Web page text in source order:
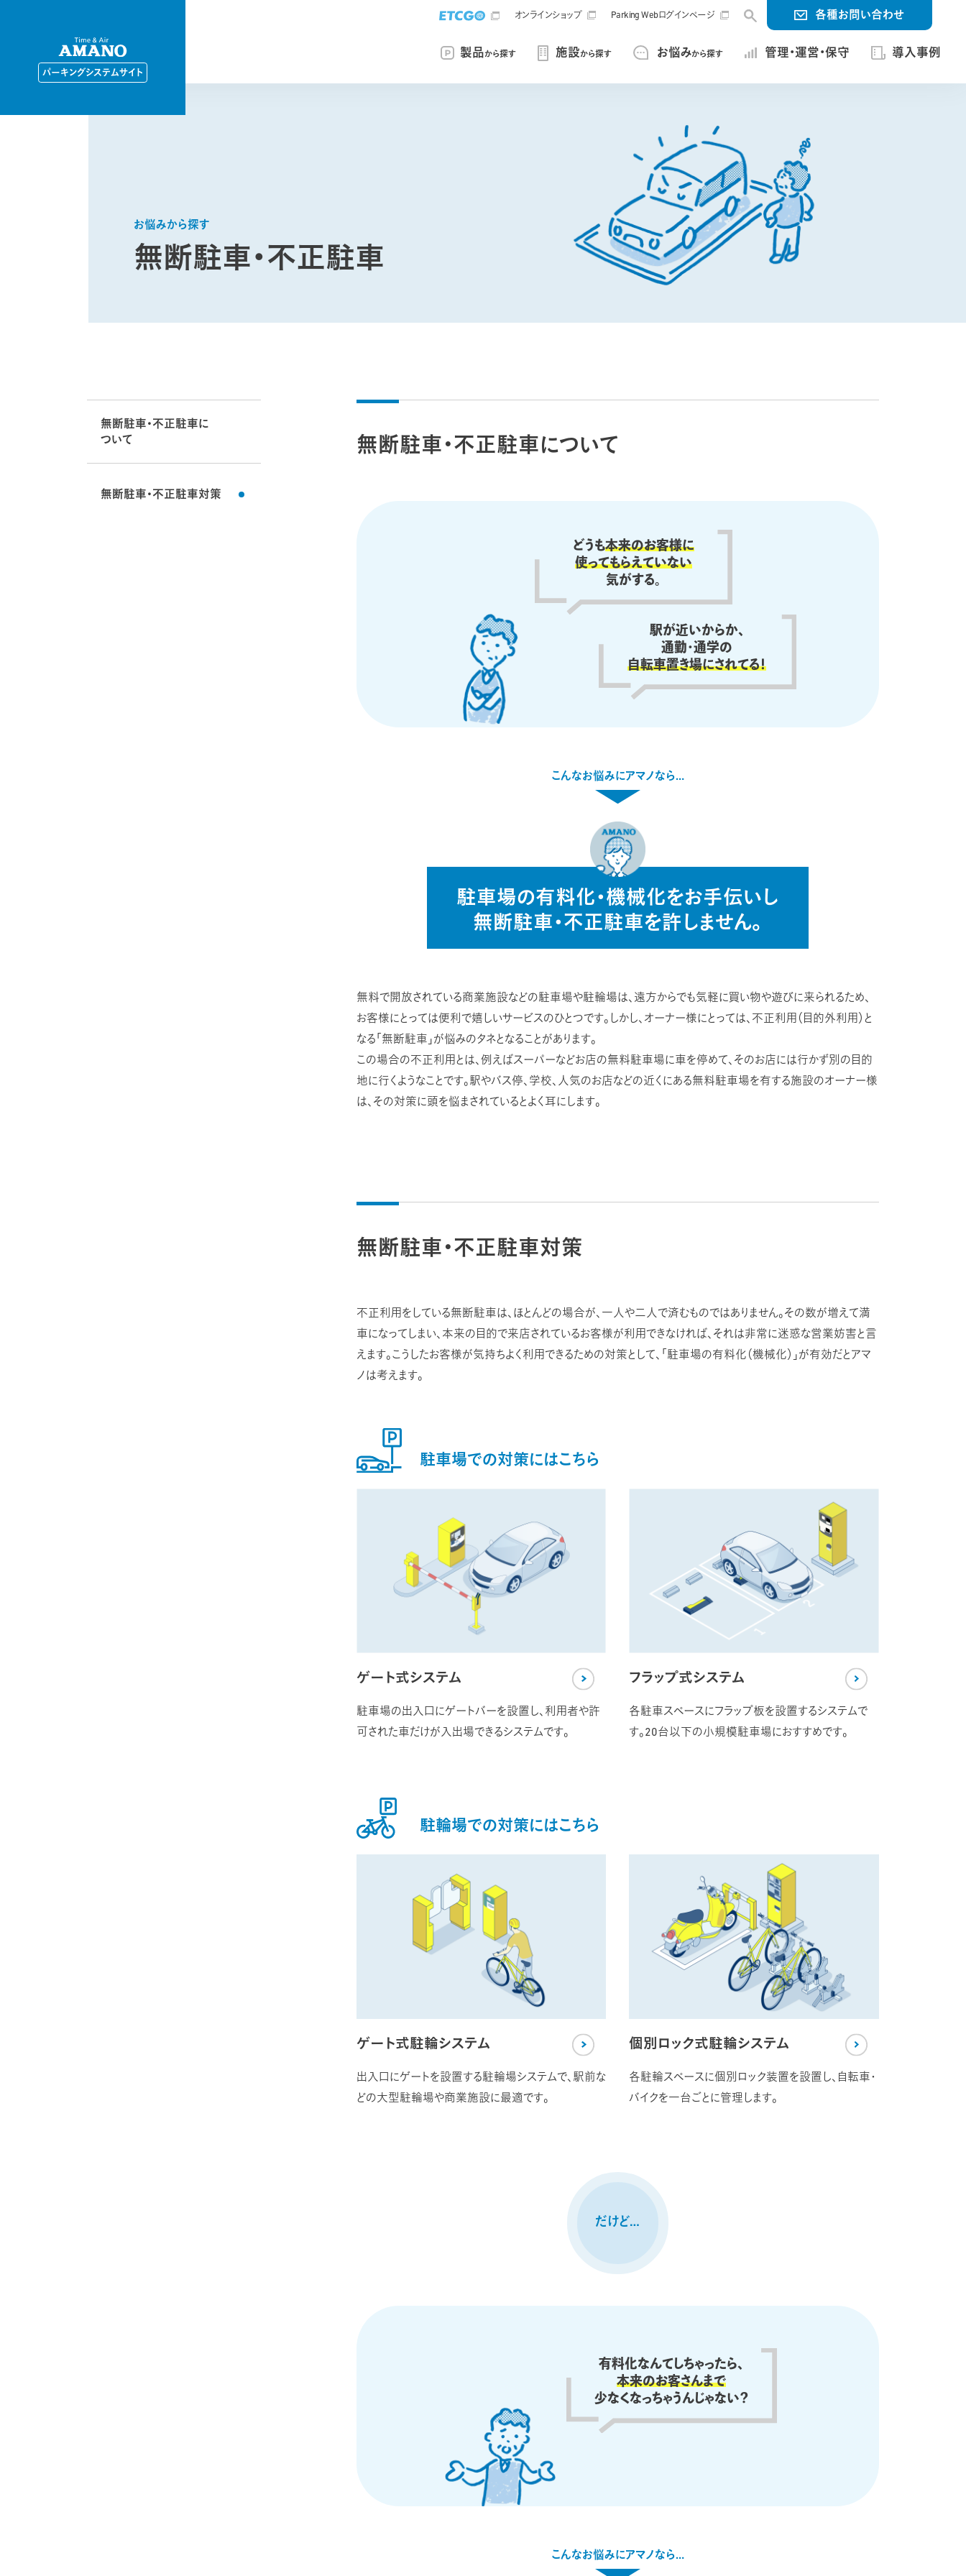
パーキングシステムサイト
製品から探す 施設から探す お悩みから探す 管理・運営・保守 導入事例
オンラインショップ Parking Webログインページ 各種お問い合わせ
お悩みから探す
無断駐車・不正駐車
無断駐車・不正駐車に
ついて
無断駐車・不正駐車対策
無断駐車・不正駐車について
どうも本来のお客様に
使ってもらえていない
気がする。
駅が近いからか、
通勤・通学の
自転車置き場にされてる！
こんなお悩みにアマノなら…
駐車場の有料化・機械化をお手伝いし
無断駐車・不正駐車を許しません。
無料で開放されている商業施設などの駐車場や駐輪場は、遠方からでも気軽に買い物や遊びに来られるため、
お客様にとっては便利で嬉しいサービスのひとつです。しかし、オーナー様にとっては、不正利用（目的外利用）と
なる「無断駐車」が悩みのタネとなることがあります。
この場合の不正利用とは、例えばスーパーなどお店の無料駐車場に車を停めて、そのお店には行かず別の目的
地に行くようなことです。駅やバス停、学校、人気のお店などの近くにある無料駐車場を有する施設のオーナー様
は、その対策に頭を悩まされているとよく耳にします。
無断駐車・不正駐車対策
不正利用をしている無断駐車は、ほとんどの場合が、一人や二人で済むものではありません。その数が増えて満
車になってしまい、本来の目的で来店されているお客様が利用できなければ、それは非常に迷惑な営業妨害と言
えます。こうしたお客様が気持ちよく利用できるための対策として、「駐車場の有料化（機械化）」が有効だとアマ
ノは考えます。
駐車場での対策にはこちら
ゲート式システム
駐車場の出入口にゲートバーを設置し、利用者や許
可された車だけが入出場できるシステムです。
フラップ式システム
各駐車スペースにフラップ板を設置するシステムで
す。20台以下の小規模駐車場におすすめです。
駐輪場での対策にはこちら
ゲート式駐輪システム
出入口にゲートを設置する駐輪場システムで、駅前な
どの大型駐輪場や商業施設に最適です。
個別ロック式駐輪システム
各駐輪スペースに個別ロック装置を設置し、自転車・
バイクを一台ごとに管理します。
だけど…
有料化なんてしちゃったら、
本来のお客さんまで
少なくなっちゃうんじゃない？
こんなお悩みにアマノなら…